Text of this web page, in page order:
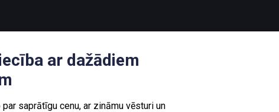
ar dažādiem
saprātīgu cenu, ar zināmu vēsturi un